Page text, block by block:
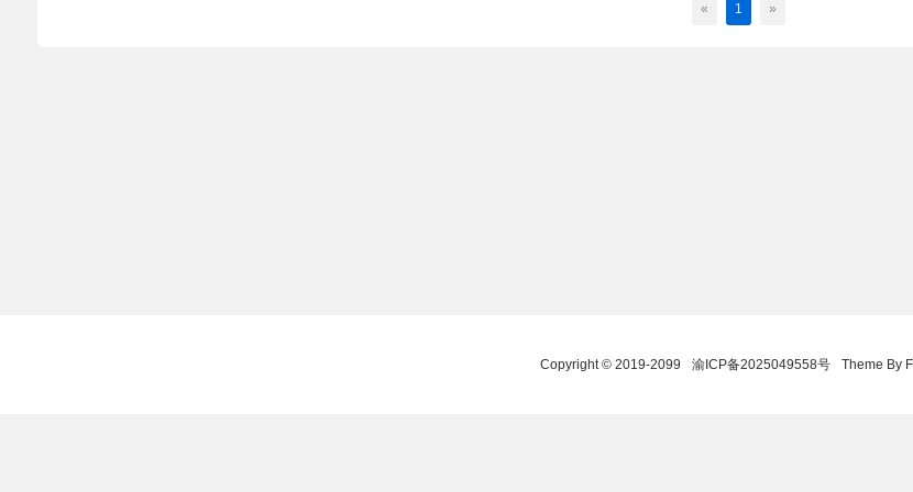
« 1 »
Copyright © 2019-2099 渝ICP备2025049558号 Theme By